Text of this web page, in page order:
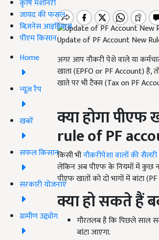
कृषि मशीनरी
जायद की फसल
बिज़नेस आइडियाज
पीएम किसान
Home
न्यूज़ रैप
खबरें
सफल किसान
सरकारी योजनाएं
ग्रामीण उद्द्योग
Update of PF Account New
अगर आप नौकरी पेशे वाले या
खाता (EPFO or PF Account)
खाते पर भी टैक्स (Tax on PF
क्या होगा पीएफ
rule of PF
किसी भीनौकरीपेशा वालों की सैलरी
लेकिन अब पीएफ के नियमों में कुछ
पीएफ खातों को दो भागों में बांटा
क्या हो सकते हैं
गौरतलब है कि पिछले साल
बांटा जाएगा.